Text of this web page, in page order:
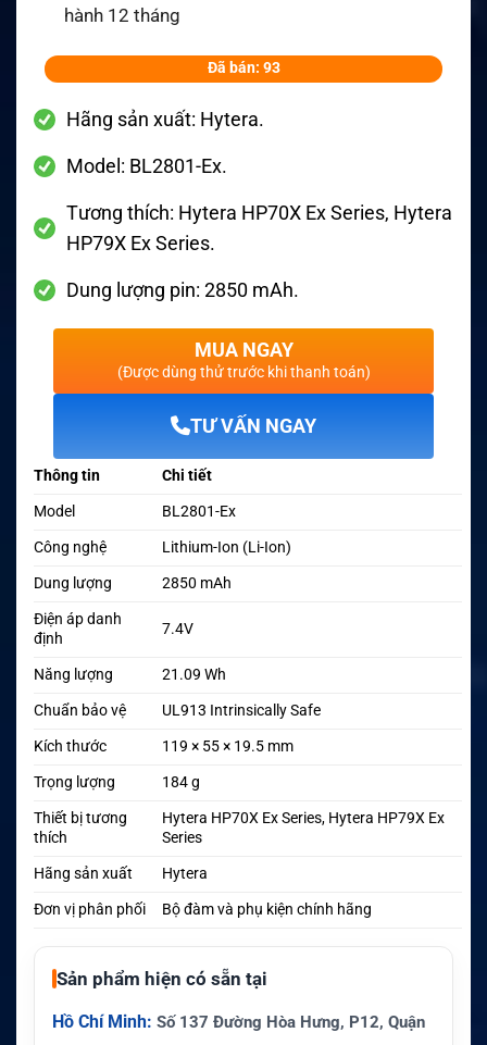
hành 12 tháng
Đã bán: 93
Hãng sản xuất: Hytera.
Model: BL2801-Ex.
Tương thích: Hytera HP70X Ex Series, Hytera
HP79X Ex Series.
Dung lượng pin: 2850 mAh.
MUA NGAY
(Được dùng thử trước khi thanh toán)
TƯ VẤN NGAY
Thông tin
Chi tiết
Model
BL2801-Ex
Công nghệ
Lithium-Ion (Li-Ion)
Dung lượng
2850 mAh
Điện áp danh
định
7.4V
Năng lượng
21.09 Wh
Chuẩn bảo vệ
UL913 Intrinsically Safe
Kích thước
119 × 55 × 19.5 mm
Trọng lượng
184 g
Thiết bị tương
thích
Hytera HP70X Ex Series, Hytera HP79X Ex
Series
Hãng sản xuất
Hytera
Đơn vị phân phối
Bộ đàm và phụ kiện chính hãng
Sản phẩm hiện có sẵn tại
Hồ Chí Minh: Số 137 Đường Hòa Hưng, P12, Quận